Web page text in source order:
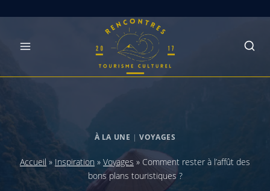
À LA UNE |VOYAGES
Accueil » Inspiration » Voyages » Comment rester à l’affût des
bons plans touristiques ?